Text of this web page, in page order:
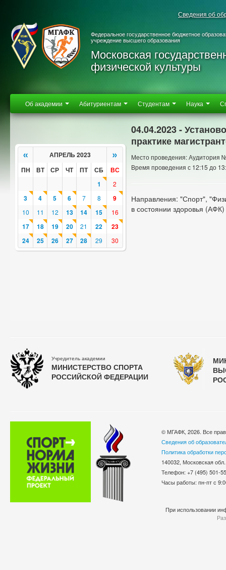
Сведения об
Федеральное государственное бюджетное
учреждение высшего образования
Московская
физической культуры
Об академии Абитуриентам Студентам Наука
« АПРЕЛЬ 2023 »
ПН ВТ СР ЧТ ПТ СБ
ВС
1
2
3 4 5 6 7 8 9
10 11 12 13 14 15 16
17 18 19 20 21 22
23
24
25 26 27 28 29 30
04.04.2023 -
практике
Место проведения: Аудитория
Время проведения с 12:15 до
Направления: "Спорт",
в состоянии здоровья (АФК)
Учредитель академии
МИНИСТЕРСТВО СПОРТА
РОССИЙСКОЙ ФЕДЕРАЦИИ
© МГАФК, 2026. Все
Сведения об
Политика обработки
140032, Московская
Телефон: +7 (495)
Часы работы: пн-пт с
При использовании